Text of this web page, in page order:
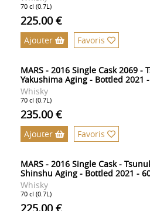
70 cl (0.7L)
225.00 €
Ajouter Favoris
MARS - 2016 Single Cask 2069 -
Yakushima Aging - Bottled 2021
Whisky
70 cl (0.7L)
235.00 €
Ajouter Favoris
MARS - 2016 Single Cask -
Shinshu Aging - Bottled 2021 -
Whisky
70 cl (0.7L)